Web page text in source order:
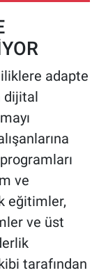
adapte
dijital
ve
eğitimler,
ve üst
tarafından